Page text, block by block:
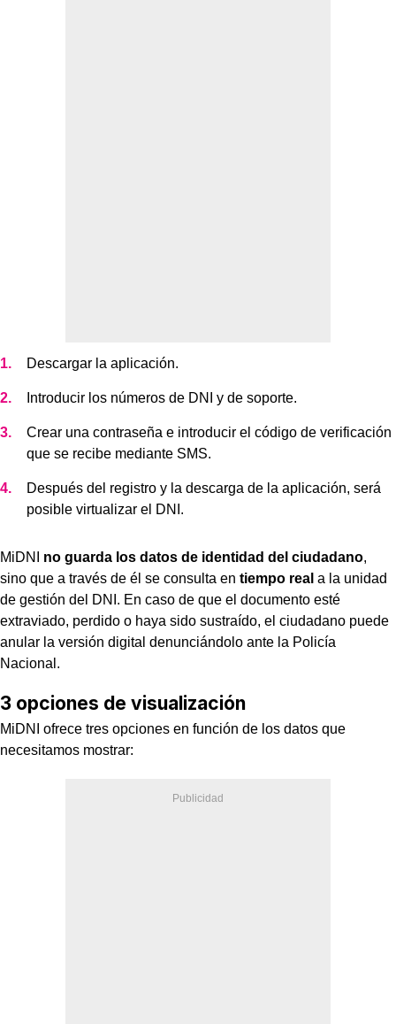
Descargar la aplicación.
Introducir los números de DNI y de soporte.
Crear una contraseña e introducir el código de verificación
que se recibe mediante SMS.
Después del registro y la descarga de la aplicación, será
posible virtualizar el DNI.
MiDNI no guarda los datos de identidad del ciudadano,
sino que a través de él se consulta en tiempo real a la unidad
de gestión del DNI. En caso de que el documento esté
extraviado, perdido o haya sido sustraído, el ciudadano puede
anular la versión digital denunciándolo ante la Policía
Nacional.
3 opciones de visualización
MiDNI ofrece tres opciones en función de los datos que
necesitamos mostrar: